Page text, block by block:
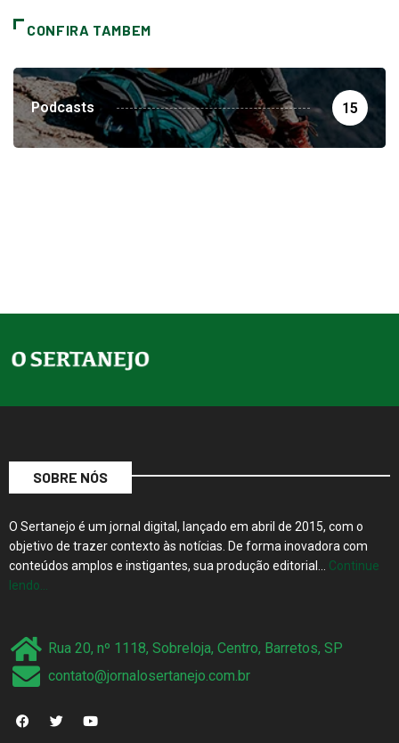
CONFIRA TAMBEM
Podcasts 15
SOBRE NÓS
O Sertanejo é um jornal digital, lançado em abril de 2015, com o
objetivo de trazer contexto às notícias. De forma inovadora com
conteúdos amplos e instigantes, sua produção editorial… Continue
lendo…
Rua 20, nº 1118, Sobreloja, Centro, Barretos, SP
contato@jornalosertanejo.com.br